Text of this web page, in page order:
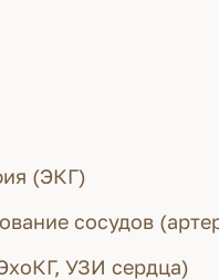
(ЭКГ)
сосудов
УЗИ сердца)